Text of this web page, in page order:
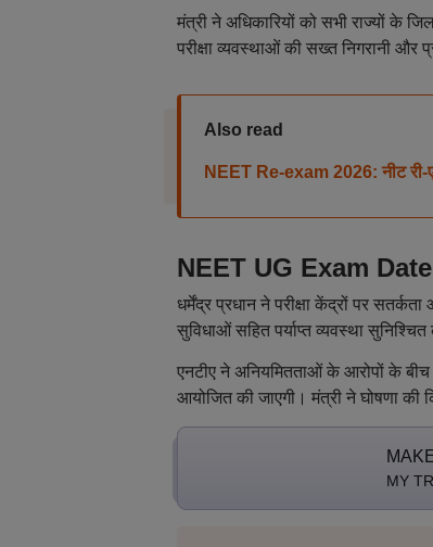
मंत्री ने अधिकारियों को सभी राज्यों के
परीक्षा व्यवस्थाओं की सख्त निगरानी और
Also read
NEET Re-exam 2026: नीट री-
NEET UG Exam Date
धर्मेंद्र प्रधान ने परीक्षा केंद्रों पर
सुविधाओं सहित पर्याप्त व्यवस्था सुनिश्चित
एनटीए ने अनियमितताओं के आरोपों के बीच
आयोजित की जाएगी। मंत्री ने घोषणा की
MY